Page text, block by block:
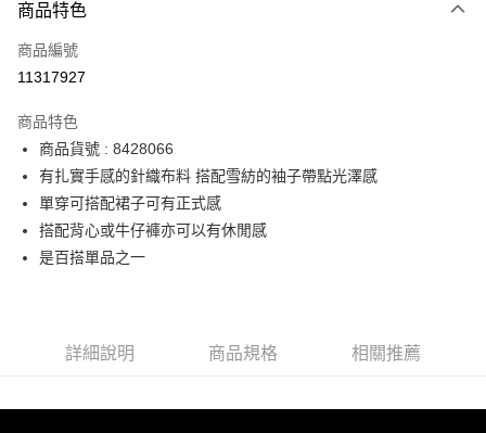
信用卡一次付款
運送方式
宅配
每筆NT$90，滿NT$2,000(含以上)免運費
商品特色
商品編號
11317927
商品特色
商品貨號 : 8428066
有扎實手感的針織布料 搭配雪紡的袖子帶點光澤感
單穿可搭配裙子可有正式感
搭配背心或牛仔褲亦可以有休閒感
是百搭單品之一
詳細說明 商品規格 相關推薦